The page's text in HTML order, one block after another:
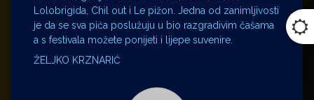
Lolobrigida, Chil out i Le pižon. Jedna od zanimljivosti
je da se sva pića poslužuju u bio razgradivim čašama
a s festivala možete ponijeti i lijepe suvenire.
ŽELJKO KRZNARIĆ